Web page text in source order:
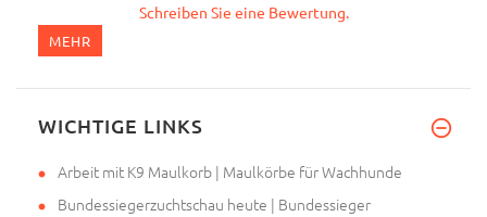
Schreiben Sie eine Bewertung.
MEHR
WICHTIGE LINKS
Arbeit mit K9 Maulkorb | Maulkörbe für Wachhunde
Bundessiegerzuchtschau heute | Bundessieger